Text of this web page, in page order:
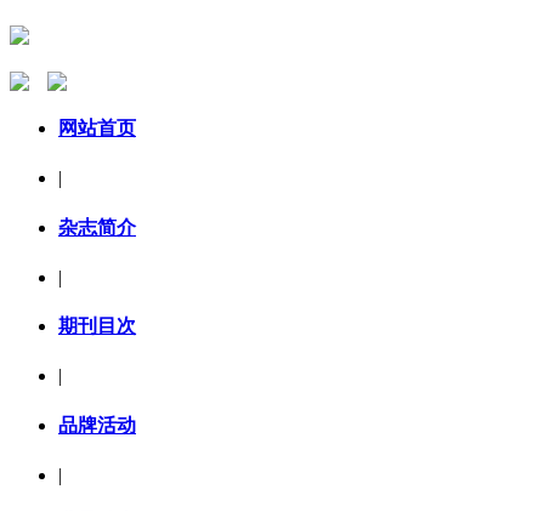
网站首页
|
杂志简介
|
期刊目次
品牌活动
|